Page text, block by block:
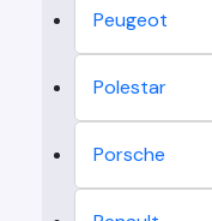
Peugeot
Polestar
Porsche